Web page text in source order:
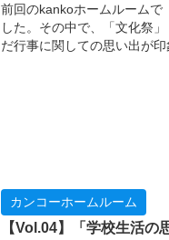
前回のkankoホームルームで
した。その中で、「文化祭
だ行事に関しての思い出が
【Vol.04】「学校生活の
カンコーホームルーム